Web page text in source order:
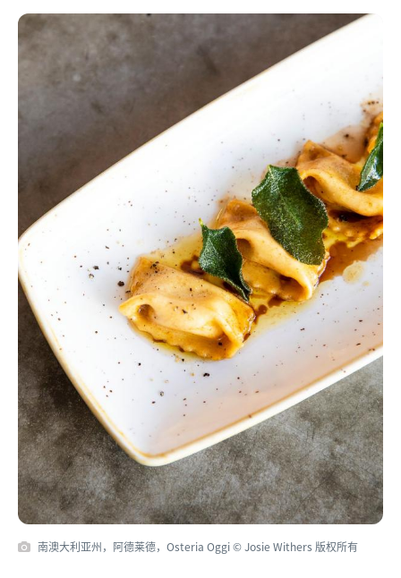
南澳大利亚州，阿德莱德，Osteria Oggi © Josie Withers 版权所有